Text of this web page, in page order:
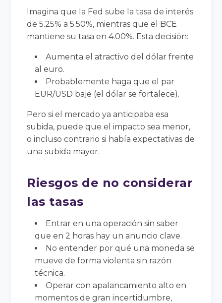
Imagina que la Fed sube la tasa de interés
de 5.25% a 5.50%, mientras que el BCE
mantiene su tasa en 4.00%. Esta decisión:
Aumenta el atractivo del dólar frente
al euro.
Probablemente haga que el par
EUR/USD baje (el dólar se fortalece).
Pero si el mercado ya anticipaba esa
subida, puede que el impacto sea menor,
o incluso contrario si había expectativas de
una subida mayor.
Riesgos de no considerar
las tasas
Entrar en una operación sin saber
que en 2 horas hay un anuncio clave.
No entender por qué una moneda se
mueve de forma violenta sin razón
técnica.
Operar con apalancamiento alto en
momentos de gran incertidumbre,